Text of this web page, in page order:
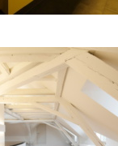
Innenausbau 02